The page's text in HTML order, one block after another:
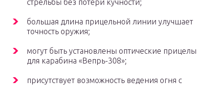
стрельбы без потери кучности;
большая длина прицельной линии улучшает
точность оружия;
могут быть установлены оптические прицелы
для карабина «Вепрь-308»;
присутствует возможность ведения огня с